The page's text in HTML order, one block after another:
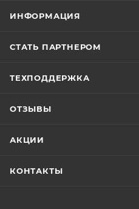
ИНФОРМАЦИЯ
СТАТЬ ПАРТНЕРОМ
ТЕХПОДДЕРЖКА
ОТЗЫВЫ
АКЦИИ
КОНТАКТЫ